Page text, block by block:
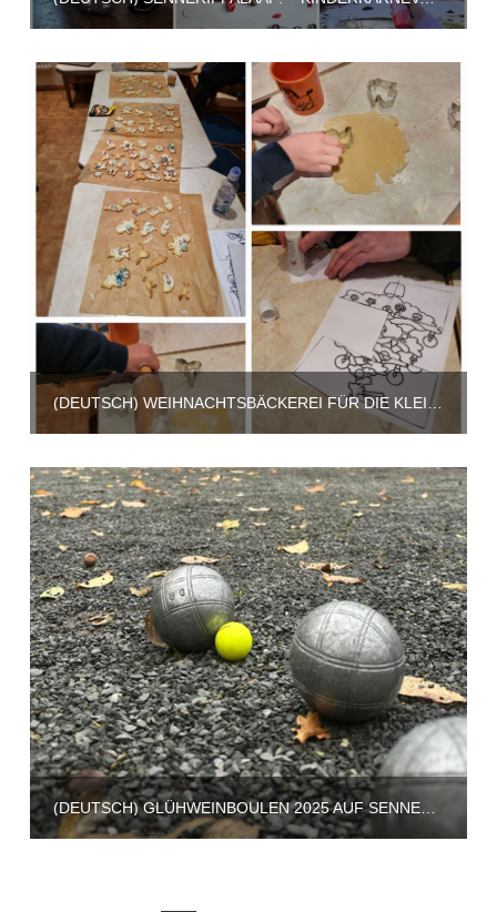
(DEUTSCH) WEIHNACHTSBÄCKEREI FÜR DIE KLEINEN UND „DIE FEUERZANGENBOWLE“ FÜR DIE GROSSEN
(DEUTSCH) GLÜHWEINBOULEN 2025 AUF SENNERIFFA